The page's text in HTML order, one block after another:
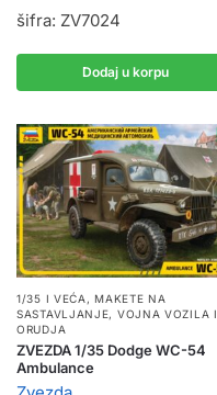
šifra: ZV7024
Dodaj u korpu
1/35 I VEĆA ,MAKETE NA
SASTAVLJANJE, VOJNA VOZILA I
ORUDJA
ZVEZDA 1/35 Dodge WC-54
Ambulance